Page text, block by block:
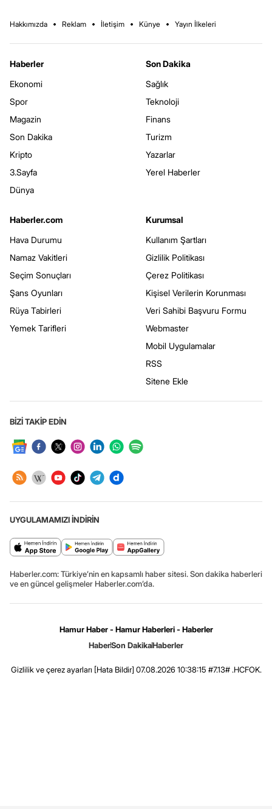
Hakkımızda Reklam İletişim Künye Yayın İlkeleri
Haberler
Ekonomi
Spor
Magazin
Son Dakika
Kripto
3.Sayfa
Dünya
Son Dakika
Sağlık
Teknoloji
Finans
Turizm
Yazarlar
Yerel Haberler
Haberler.com
Hava Durumu
Namaz Vakitleri
Seçim Sonuçları
Şans Oyunları
Rüya Tabirleri
Yemek Tarifleri
Kurumsal
Kullanım Şartları
Gizlilik Politikası
Çerez Politikası
Kişisel Verilerin Korunması
Veri Sahibi Başvuru Formu
Webmaster
Mobil Uygulamalar
RSS
Sitene Ekle
BİZİ TAKİP EDİN
UYGULAMAMIZI İNDİRİN
Haberler.com: Türkiye’nin en kapsamlı haber sitesi. Son dakika haberleri
ve en güncel gelişmeler Haberler.com’da.
Hamur Haber - Hamur Haberleri - Haberler
HaberSon DakikaHaberler
Gizlilik ve çerez ayarları [Hata Bildir] 07.08.2026 10:38:15 #7.13# .HCFOK.